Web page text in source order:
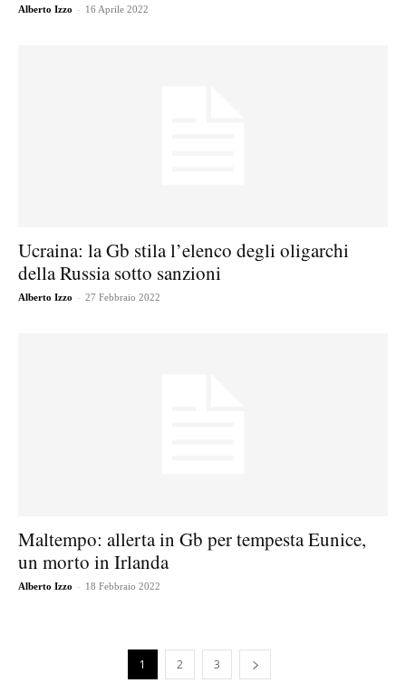
Alberto Izzo - 16 Aprile 2022
Ucraina: la Gb stila l’elenco degli oligarchi
della Russia sotto sanzioni
Alberto Izzo - 27 Febbraio 2022
Maltempo: allerta in Gb per tempesta Eunice,
un morto in Irlanda
Alberto Izzo - 18 Febbraio 2022
1 2 3